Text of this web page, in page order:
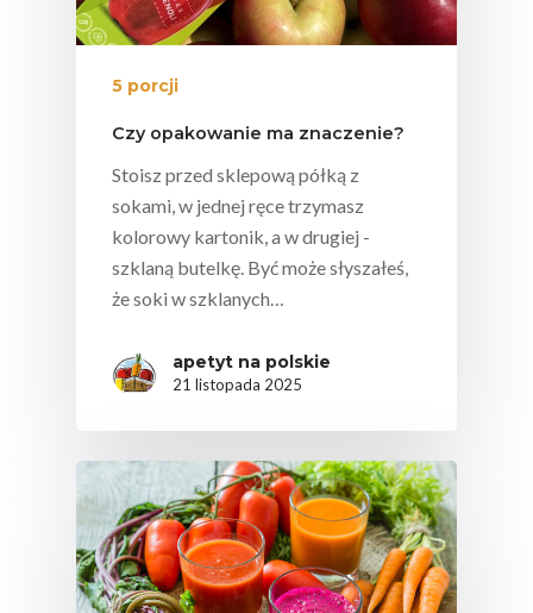
5 porcji
Czy opakowanie ma znaczenie?
Stoisz przed sklepową półką z
sokami, w jednej ręce trzymasz
kolorowy kartonik, a w drugiej -
szklaną butelkę. Być może słyszałeś,
że soki w szklanych…
apetyt na polskie
21 listopada 2025